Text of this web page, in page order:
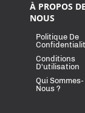
À PROPOS DE
NOUS
Politique De
Conditions
D'utilisation
Qui Sommes-
Nous ?